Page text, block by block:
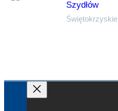
Szydłów
Świętokrzyskie